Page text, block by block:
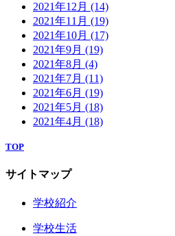
2021年12月 (14)
2021年11月 (19)
2021年10月 (17)
2021年9月 (19)
2021年8月 (4)
2021年7月 (11)
2021年6月 (19)
2021年5月 (18)
2021年4月 (18)
TOP
サイトマップ
学校紹介
学校生活